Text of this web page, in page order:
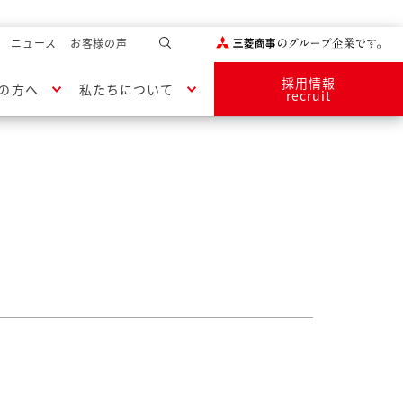
ニュース お客様の声
方へ 私たちについて 採用情報
recruit